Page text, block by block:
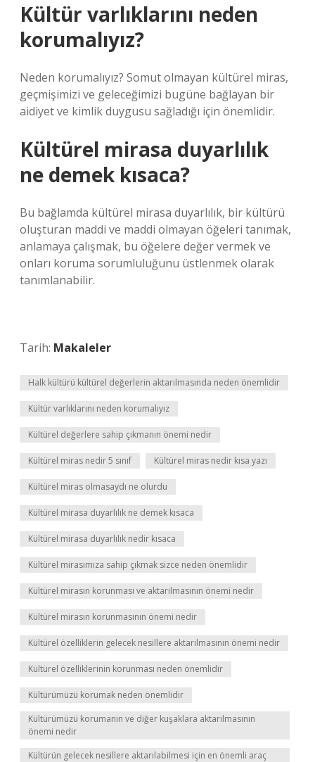
Kültür varlıklarını neden
korumalıyız?
Neden korumalıyız? Somut olmayan kültürel miras,
geçmişimizi ve geleceğimizi bugüne bağlayan bir
aidiyet ve kimlik duygusu sağladığı için önemlidir.
Kültürel mirasa duyarlılık
ne demek kısaca?
Bu bağlamda kültürel mirasa duyarlılık, bir kültürü
oluşturan maddi ve maddi olmayan öğeleri tanımak,
anlamaya çalışmak, bu öğelere değer vermek ve
onları koruma sorumluluğunu üstlenmek olarak
tanımlanabilir.
Tarih: Makaleler
Halk kültürü kültürel değerlerin aktarılmasında neden önemlidir
Kültür varlıklarını neden korumalıyız
Kültürel değerlere sahip çıkmanın önemi nedir
Kültürel miras nedir 5 sınıf Kültürel miras nedir kısa yazı
Kültürel miras olmasaydı ne olurdu
Kültürel mirasa duyarlılık ne demek kısaca
Kültürel mirasa duyarlılık nedir kısaca
Kültürel mirasımıza sahip çıkmak sizce neden önemlidir
Kültürel mirasın korunması ve aktarılmasının önemi nedir
Kültürel mirasın korunmasının önemi nedir
Kültürel özelliklerin gelecek nesillere aktarılmasının önemi nedir
Kültürel özelliklerinin korunması neden önemlidir
Kültürümüzü korumak neden önemlidir
Kültürümüzü korumanın ve diğer kuşaklara aktarılmasının
önemi nedir
Kültürün gelecek nesillere aktarılabilmesi için en önemli araç